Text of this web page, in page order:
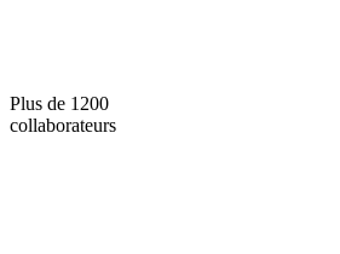
Plus de 1200
collaborateurs